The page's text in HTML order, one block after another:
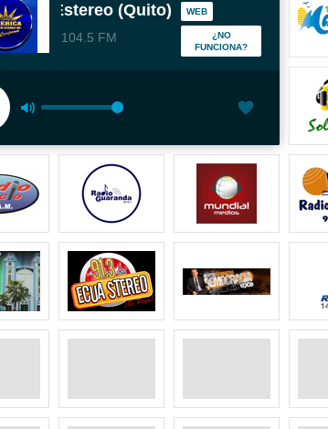
Estereo (Quito)
104.5 FM
WEB
¿NO
FUNCIONA?